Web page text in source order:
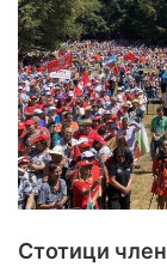
Стотици